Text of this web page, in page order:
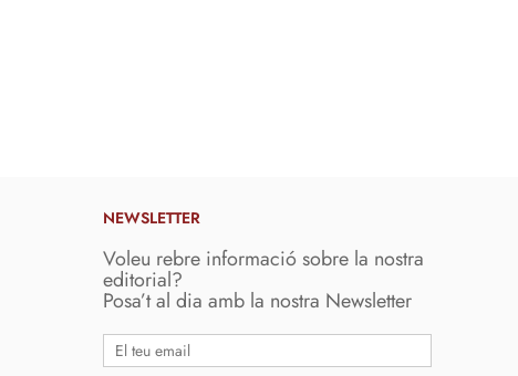
NEWSLETTER
Voleu rebre informació sobre la nostra
editorial?
Posa’t al dia amb la nostra Newsletter